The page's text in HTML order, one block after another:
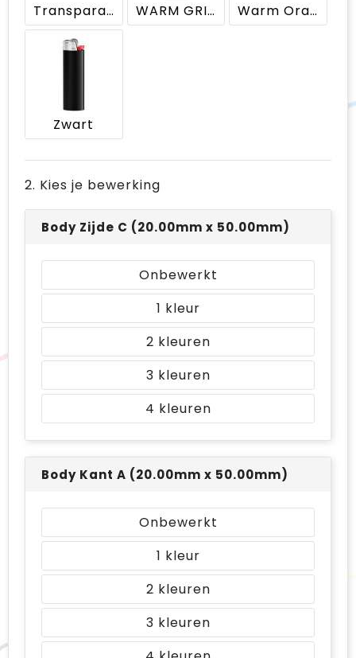
Transparant witte houder WARM GRIJS Warm Orange
Zwart
2. Kies je bewerking
Body Zijde C (20.00mm x 50.00mm)
Onbewerkt
1
2
3
4
Body Kant A (20.00mm x 50.00mm)
Onbewerkt
1
2
3